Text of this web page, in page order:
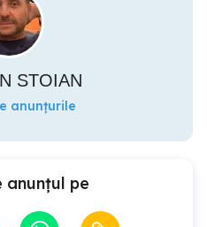
STOIAN
anunțurile
anunțul pe